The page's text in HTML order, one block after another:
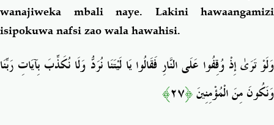
wanajiweka mbali naye. Lakini
hawaangamizi
isipokuwa nafsi zao wala hawahisi.
وَلَوْ تَرَىٰ إِذْ وُقِفُوا عَلَى النَّارِ فَقَالُوا يَا لَيْتَنَا نُرَدُّ وَلَا نُكَذِّبَ بِآيَاتِ رَبِّنَا
وَنَكُونَ مِنَ الْمُؤْمِنِينَ﴿٢٧﴾